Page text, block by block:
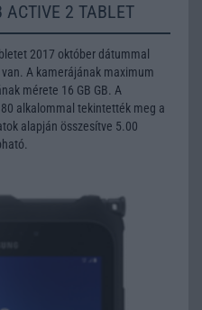
ACTIVE 2 TABLET
2017 október dátummal
A kamerájának maximum
mérete 16 GB GB. A
alkalommal tekintették meg a
alapján összesítve 5.00